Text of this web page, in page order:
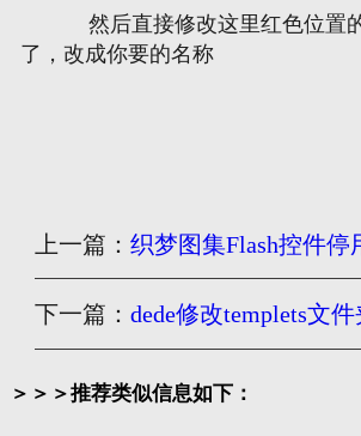
然后直接修改这里红色位置
了，改成你要的名称
上一篇：织梦图集Flash控件停用无
下一篇：dede修改templets文
＞＞＞推荐类似信息如下：